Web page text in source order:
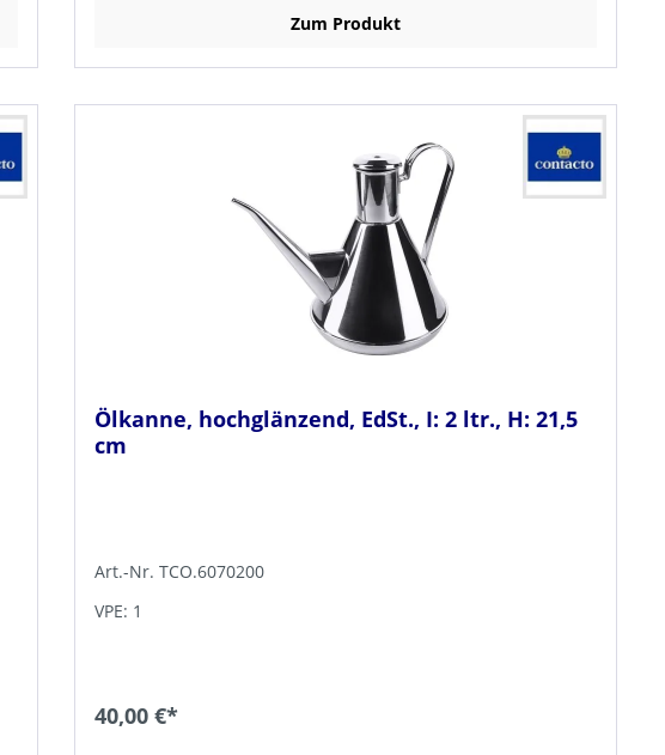
Zum Produkt
Ölkanne, hochglänzend, EdSt., I: 2 ltr., H: 21,5
cm
Art.-Nr. TCO.6070200
VPE: 1
40,00 €*